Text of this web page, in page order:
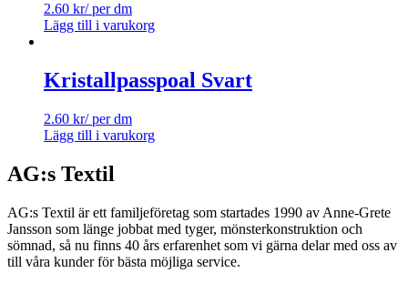
2.60 kr/ per dm
Lägg till i varukorg
Kristallpasspoal Svart
2.60 kr/ per dm
Lägg till i varukorg
AG:s Textil
AG:s Textil är ett familjeföretag som startades 1990 av Anne-Grete
Jansson som länge jobbat med tyger, mönsterkonstruktion och
sömnad, så nu finns 40 års erfarenhet som vi gärna delar med oss av
till våra kunder för bästa möjliga service.